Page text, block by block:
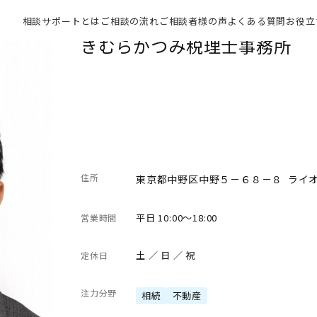
相談サポートとは ご相談の流れご相談者様の声よくある質問お役
きむらかつみ税理士事務所
住所 東京都中野区中野５－６８－８ ラ
営業時間 平日 10:00～18:00
定休日 土 ／ 日 ／ 祝
注力分野 相続 不動産